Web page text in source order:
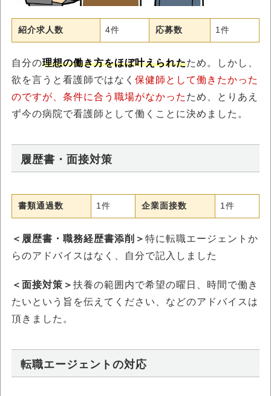
紹介求人数 4件 応募数 1件
自分の理想の働き方をほぼ叶えられたため。しかし、
欲を言うと看護師ではなく 保健師として働きたかった
のですが、条件に合う職場がなかった ため、とりあえ
ず今の病院で看護師として働くことに決めました。
履歴書・面接対策
書類通過数 1件 企業面接数 1件
＜履歴書・職務経歴書添削＞ 特に転職エージェントか
らのアドバイスはなく、自分で記入しました
＜面接対策＞ 扶養の範囲内で希望の曜日、時間で働き
たいという旨を伝えてください、などのアドバイスは
頂きました。
転職エージェントの対応